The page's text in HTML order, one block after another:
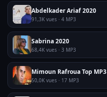
Abdelkader Ariaf 2020
91,3K vues · 4 MP3
Sabrina 2020
68,4K vues · 3 MP3
Mimoun Rafroua Top MP3
50,0K vues · 17 MP3